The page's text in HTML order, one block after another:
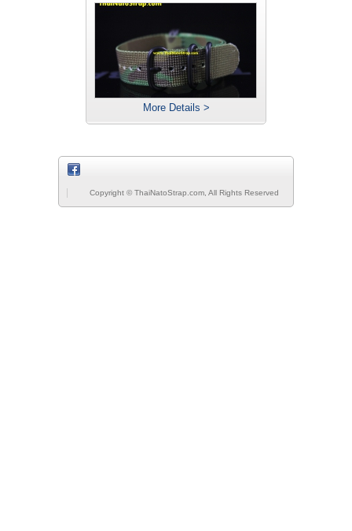
More Details >
Copyright © ThaiNatoStrap.com, All Rights Reserved